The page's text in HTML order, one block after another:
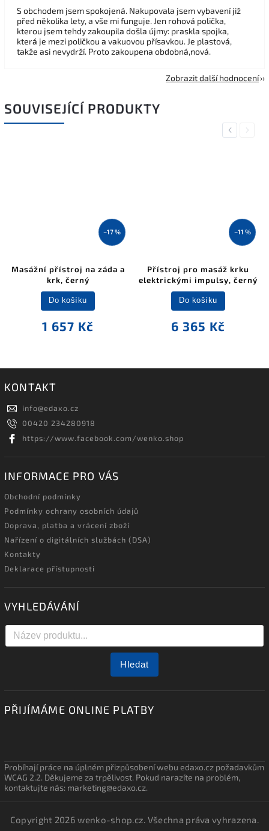
S obchodem jsem spokojená. Nakupovala jsem vybavení již
před několika lety, a vše mi funguje. Jen rohová polička,
kterou jsem tehdy zakoupila došla újmy: praskla spojka,
která je mezi poličkou a vakuovou přísavkou. Je plastová,
takže asi nevydrží. Proto zakoupena obdobná,nová.
Zobrazit další hodnocení
SOUVISEJÍCÍ PRODUKTY
Previous
–17 %
Masážní přístroj na záda a
krk, černý
1 657 Kč
Do košíku
–11 %
Přístroj pro masáž krku
elektrickými impulsy, černý
6 365 Kč
Do košíku
Next
KONTAKT
info@edaxo.cz
00420 234280918
https://www.facebook.com/wenko.shop
INFORMACE PRO VÁS
Obchodní podmínky
Podmínky ochrany osobních údajů
Doprava, platba a vrácení zboží
Nařízení o digitálních službách (DSA)
Kontakty
Deklarace přístupnosti
VYHLEDÁVÁNÍ
Hledat
PŘIJÍMÁME ONLINE PLATBY
Probíhají práce na úplném přizpůsobení webu edaxo.cz požadavkům
WCAG 2.2. Děkujeme za trpělivost. Pokud narazíte na problém,
kontaktujte nás: marketing@edaxo.cz.
Copyright 2026wenko-shop.cz. Všechna práva vyhrazena.